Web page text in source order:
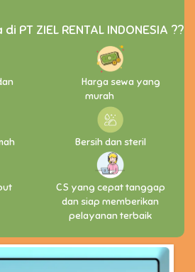
PT ZIEL RENTAL INDONESIA ??
Harga sewa yang
murah
Bersih dan steril
CS yang cepat tanggap
dan siap memberikan
pelayanan terbaik